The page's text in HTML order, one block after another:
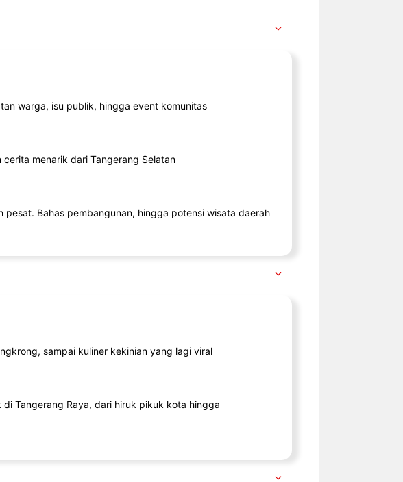
warga, isu publik, hingga event komunitas
menarik dari Tangerang Selatan
Bahas pembangunan, hingga potensi wisata daerah
sampai kuliner kekinian yang lagi viral
Tangerang Raya, dari hiruk pikuk kota hingga